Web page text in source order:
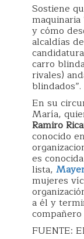
Sostiene
maquinaria
y cómo
alcaldías
carro
rivales)
blindados”.
En su
María,
Ramiro
conocido
es
lista,
mujeres
a él y
FUENTE: